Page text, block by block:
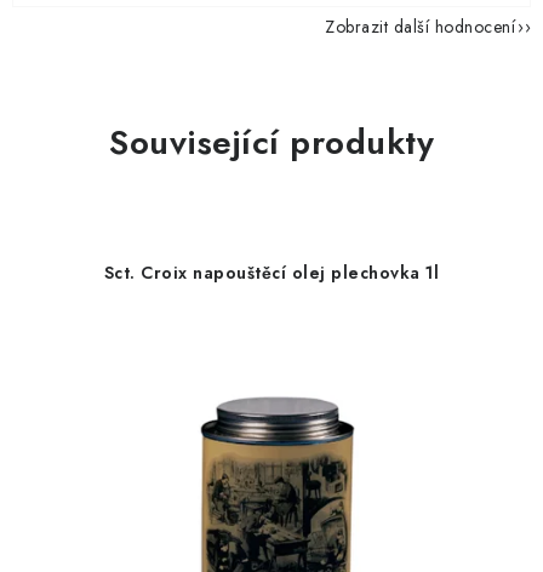
Zobrazit další hodnocení
Související produkty
Sct. Croix napouštěcí olej plechovka 1l